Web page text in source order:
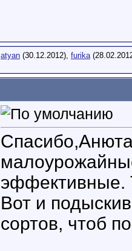
atyan (30.12.2012), furika
эффективные.
Вот и
сортов, чтоб